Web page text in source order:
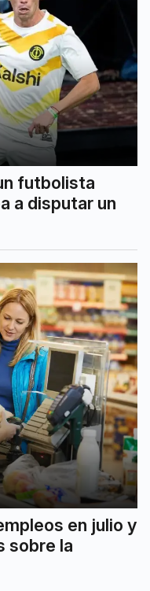
futbolista
a disputar un
en julio y
sobre la